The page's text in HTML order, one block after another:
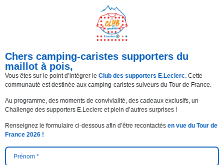
Chers camping-caristes supporters du
maillot à pois,
Vous êtes sur le point d’intégrer le Club des supporters E.Leclerc. Cette
communauté est destinée aux camping-caristes suiveurs du Tour de France.
Au programme, des moments de convivialité, des cadeaux exclusifs, un
Challenge des supporters E.Leclerc et plein d’autres surprises !
Renseignez le formulaire ci-dessous afin d’être recontactés en vue du Tour de
France 2026 !